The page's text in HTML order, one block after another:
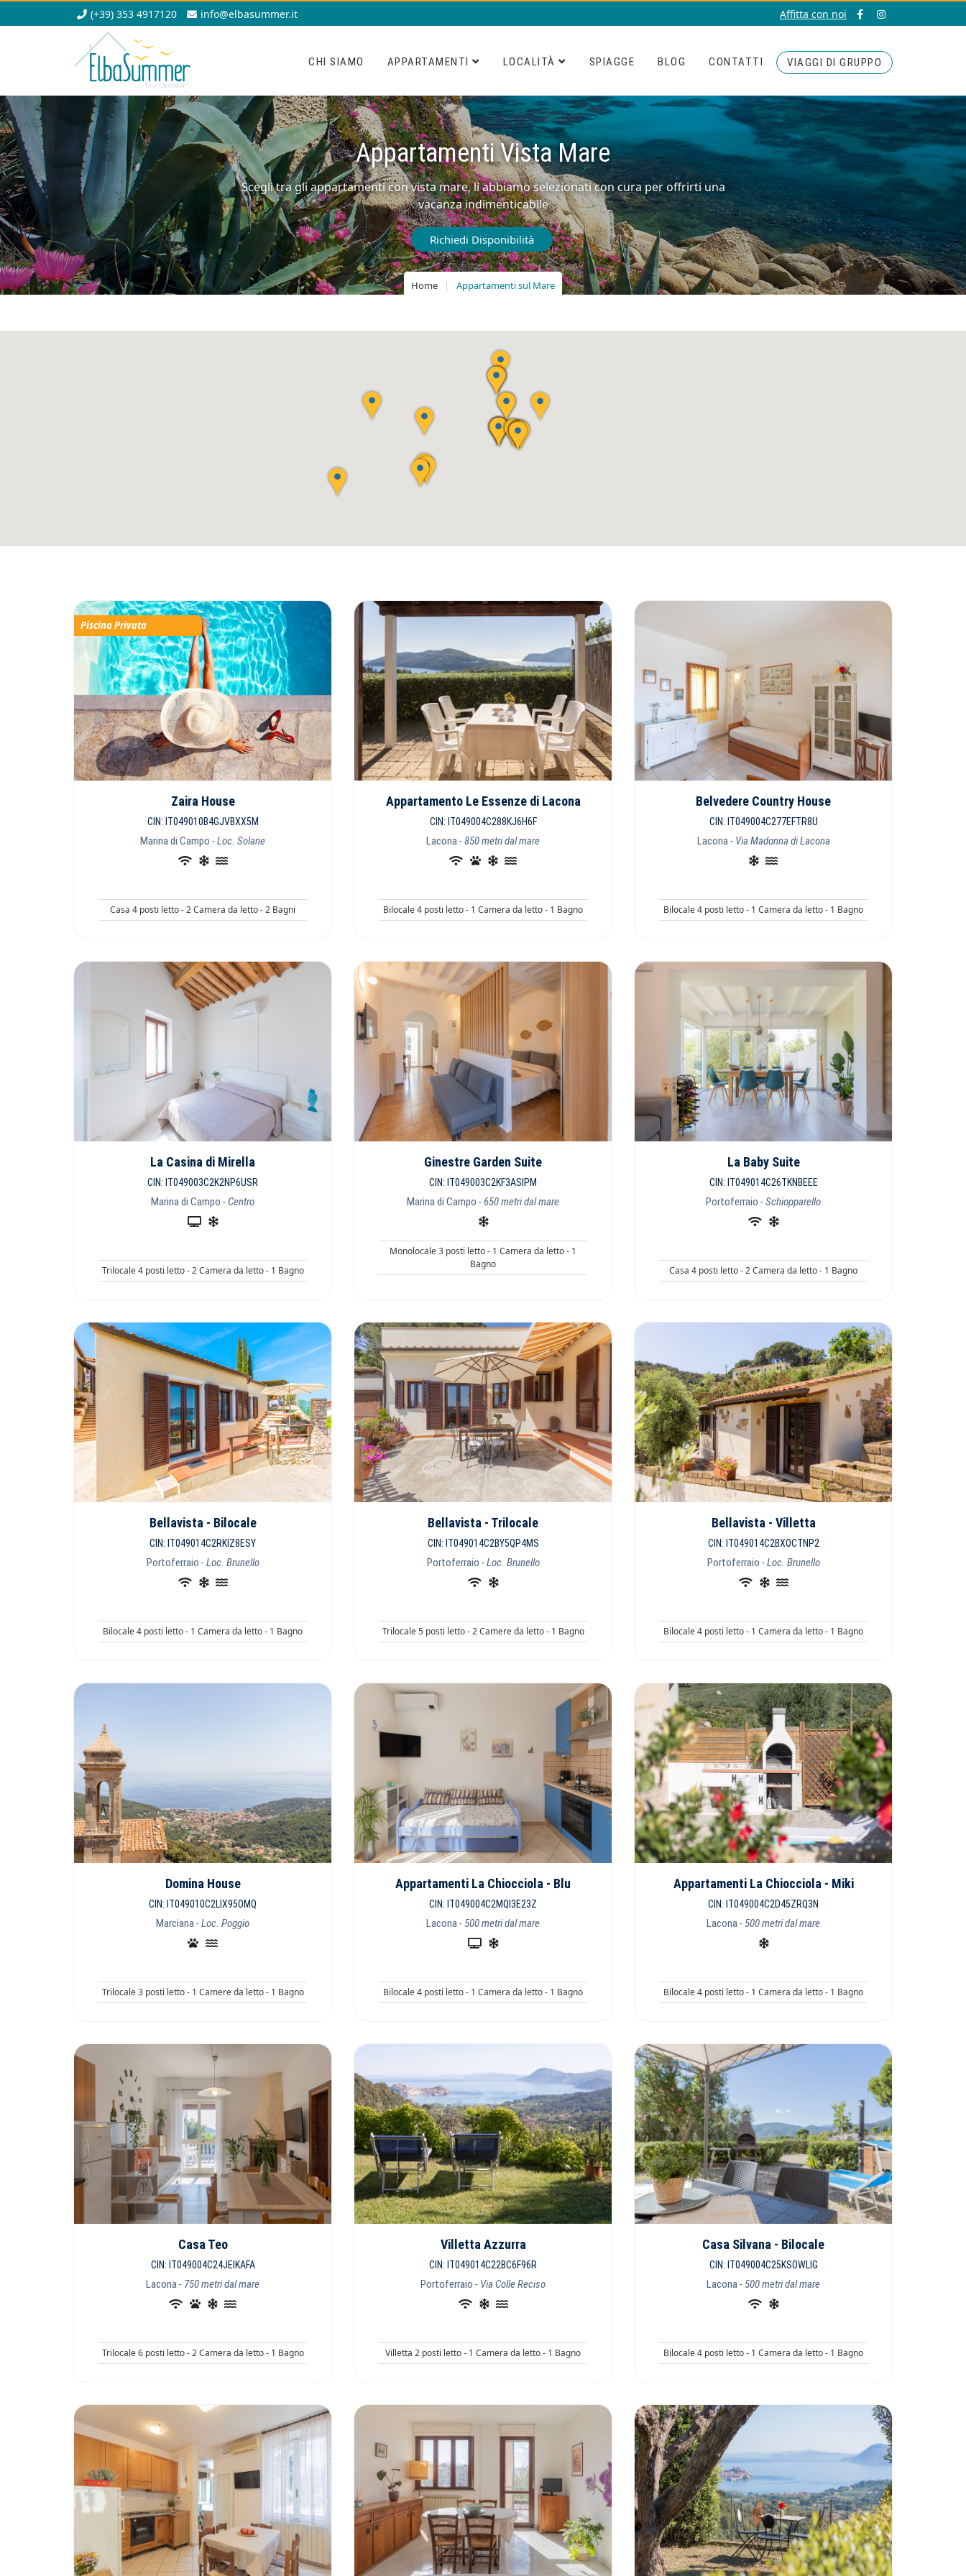
(+39) 353 4917120 info@elbasummer.it Affitta con noi
CHI SIAMO APPARTAMENTI LOCALITÀ SPIAGGE BLOG CONTATTI VIAGGI DI GRUPPO
Appartamenti Vista Mare
Scegli tra gli appartamenti con vista mare, li abbiamo selezionati con cura per offrirti una
vacanza indimenticabile
Richiedi Disponibilità
Home Appartamenti sul Mare
Piscina Privata
Zaira House
CIN: IT049010B4GJVBXX5M
Marina di Campo - Loc. Solane
Casa 4 posti letto - 2 Camera da letto - 2 Bagni
Appartamento Le Essenze di Lacona
CIN: IT049004C288KJ6H6F
Lacona- 850 metri dal mare
Bilocale 4 posti letto - 1 Camera da letto - 1 Bagno
Belvedere Country House
CIN: IT049004C277EFTR8U
Lacona- Via Madonna di Lacona
Bilocale 4 posti letto - 1 Camera da letto - 1 Bagno
La Casina di Mirella
CIN: IT049003C2K2NP6USR
Marina di Campo - Centro
Trilocale 4 posti letto - 2 Camera da letto - 1 Bagno
Ginestre Garden Suite
CIN: IT049003C2KF3ASIPM
Marina di Campo - 650 metri dal mare
Monolocale 3 posti letto - 1 Camera da letto - 1
Bagno
La Baby Suite
CIN: IT049014C26TKNBEEE
Portoferraio - Schiopparello
Casa 4 posti letto - 2 Camera da letto - 1 Bagno
Bellavista - Bilocale
CIN: IT049014C2RKIZ8ESY
Portoferraio - Loc. Brunello
Bilocale 4 posti letto - 1 Camera da letto - 1 Bagno
Bellavista - Trilocale
CIN: IT049014C2BY5QP4MS
Portoferraio - Loc. Brunello
Trilocale 5 posti letto - 2 Camere da letto - 1 Bagno
Bellavista - Villetta
CIN: IT049014C2BXOCTNP2
Portoferraio - Loc. Brunello
Bilocale 4 posti letto - 1 Camera da letto - 1 Bagno
Domina House
CIN: IT049010C2LIX95OMQ
Marciana- Loc. Poggio
Trilocale 3 posti letto - 1 Camere da letto - 1 Bagno
Appartamenti La Chiocciola - Blu
CIN: IT049004C2MQI3E23Z
Lacona- 500 metri dal mare
Bilocale 4 posti letto - 1 Camera da letto - 1 Bagno
Appartamenti La Chiocciola - Miki
CIN: IT049004C2D45ZRQ3N
Lacona- 500 metri dal mare
Bilocale 4 posti letto - 1 Camera da letto - 1 Bagno
Casa Teo
CIN: IT049004C24JEIKAFA
Lacona- 750 metri dal mare
Trilocale 6 posti letto - 2 Camera da letto - 1 Bagno
Villetta Azzurra
CIN: IT049014C22BC6F96R
Portoferraio - Via Colle Reciso
Villetta 2 posti letto - 1 Camera da letto - 1 Bagno
Casa Silvana - Bilocale
CIN: IT049004C25KSOWLIG
Lacona- 500 metri dal mare
Bilocale 4 posti letto - 1 Camera da letto - 1 Bagno